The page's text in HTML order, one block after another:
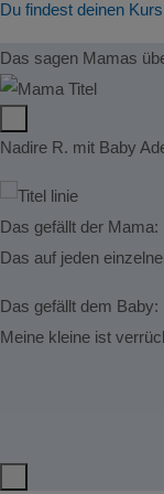
Du findest deinen
Das sagen Mamas
Nadire R. mit Baby
Das gefällt der Mama:
Das auf jeden
Das gefällt dem Baby:
Meine kleine ist